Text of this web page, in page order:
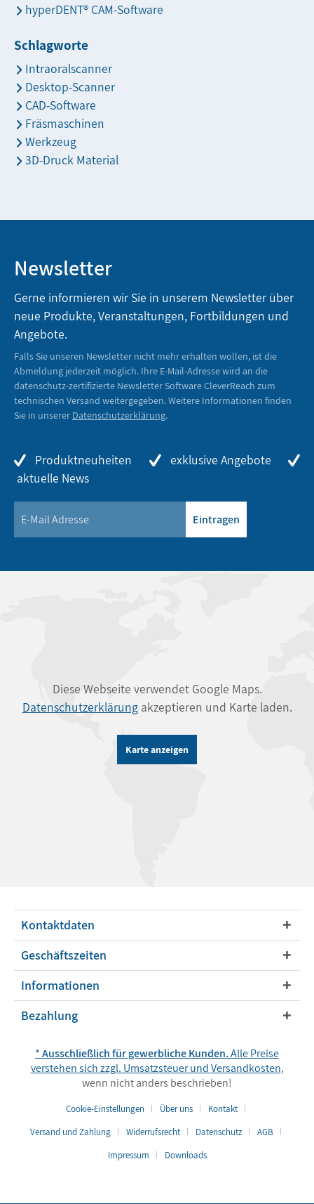
hyperDENT® CAM-Software
Schlagworte
Intraoralscanner
Desktop-Scanner
CAD-Software
Fräsmaschinen
Werkzeug
3D-Druck Material
Newsletter
Gerne informieren wir Sie in unserem Newsletter über
neue Produkte, Veranstaltungen, Fortbildungen und
Angebote.
Falls Sie unseren Newsletter nicht mehr erhalten wollen, ist die
Abmeldung jederzeit möglich. Ihre E-Mail-Adresse wird an die
datenschutz-zertifizierte Newsletter Software CleverReach zum
technischen Versand weitergegeben. Weitere Informationen finden
Sie in unserer Datenschutzerklärung.
Produktneuheiten
exklusive Angebote
aktuelle News
Eintragen
Diese Webseite verwendet Google Maps.
Datenschutzerklärungakzeptieren und Karte laden.
Karte anzeigen
Kontaktdaten
Geschäftszeiten
Informationen
Bezahlung
*Ausschließlich für gewerbliche Kunden.Alle Preise
verstehen sich zzgl. Umsatzsteuer undVersandkosten,
wenn nicht anders beschrieben!
Cookie-Einstellungen Über uns
Kontakt
Versand und Zahlung
Widerrufsrecht Datenschutz
AGB
Impressum
Downloads